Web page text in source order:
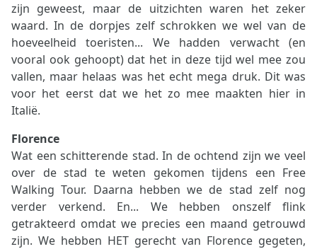
zijn geweest, maar de uitzichten waren het zeker
waard. In de dorpjes zelf schrokken we wel van de
hoeveelheid toeristen... We hadden verwacht (en
vooral ook gehoopt) dat het in deze tijd wel mee zou
vallen, maar helaas was het echt mega druk. Dit was
voor het eerst dat we het zo mee maakten hier in
Italië.
Florence
Wat een schitterende stad. In de ochtend zijn we veel
over de stad te weten gekomen tijdens een Free
Walking Tour. Daarna hebben we de stad zelf nog
verder verkend. En... We hebben onszelf flink
getrakteerd omdat we precies een maand getrouwd
zijn. We hebben HET gerecht van Florence gegeten,